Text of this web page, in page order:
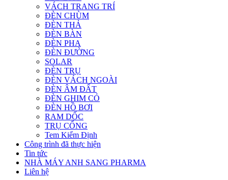
VÁCH TRANG TRÍ
ĐÈN CHÙM
ĐÈN THẢ
ĐÈN BÀN
ĐÈN PHA
ĐÈN ĐƯỜNG
SOLAR
ĐÈN TRỤ
ĐÈN VÁCH NGOÀI
ĐÈN ÂM ĐẤT
ĐÈN GHIM CỎ
ĐÈN HỒ BƠI
RAM DỐC
TRỤ CỔNG
Tem Kiểm Định
Công trình đã thực hiện
Tin tức
NHÀ MÁY ANH SANG PHARMA
Liên hệ